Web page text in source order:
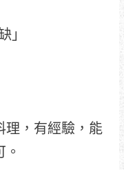
」
理，有經驗，能